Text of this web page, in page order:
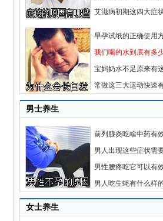
艾滋病初期这四大症
早孕试纸的正确使用
我们喝的水到底有多
宝妈奶水不足原来有
常做这三大运动快速
男士养生
前列腺炎吃啥中药有
男人出现这些症状需
男性腰疼吃它可以有
男人吃生蚝有什么样
女士养生